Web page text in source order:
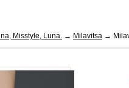
Misstyle, Luna. → Milavitsa →